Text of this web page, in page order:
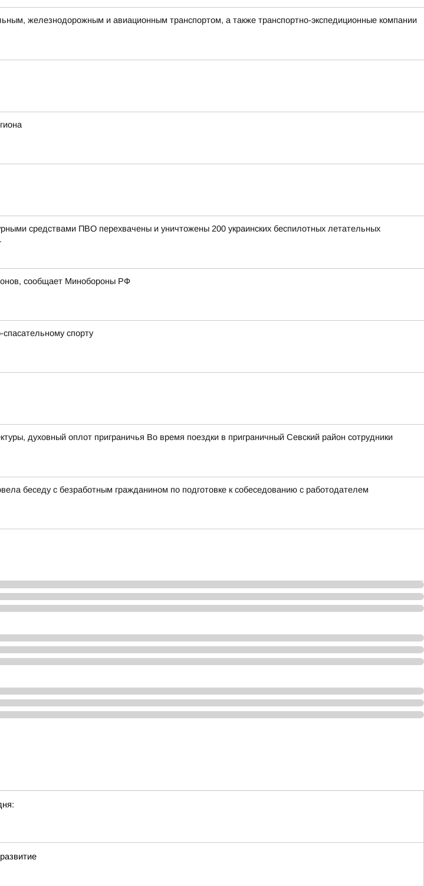
железнодорожным и авиационным транспортом, а также транспортно-экспедиционные компании
средствами ПВО перехвачены и уничтожены 200 украинских беспилотных летательных
сообщает Минобороны РФ
спорту
духовный оплот приграничья Во время поездки в приграничный Севский район сотрудники
беседу с безработным гражданином по подготовке к собеседованию с работодателем